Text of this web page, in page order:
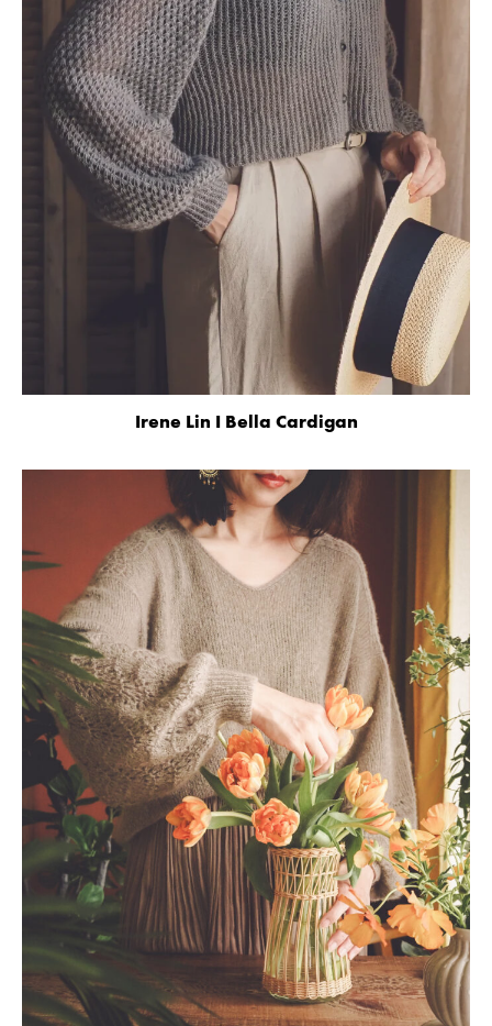
Irene Lin I Bella Cardigan